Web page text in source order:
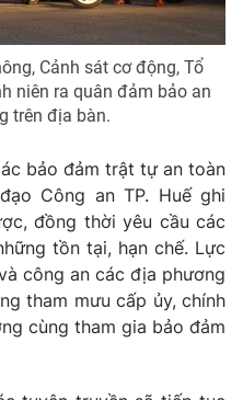
nếu không có sự chấp
VTV.vn khi phát hành lại
Cảnh sát cơ động, Tổ
niên ra quân đảm bảo an
trên địa bàn.
bảo đảm trật tự an toàn
Công an TP. Huế ghi
đồng thời yêu cầu các
tồn tại, hạn chế. Lực
công an các địa phương
tham mưu cấp ủy, chính
cùng tham gia bảo đảm